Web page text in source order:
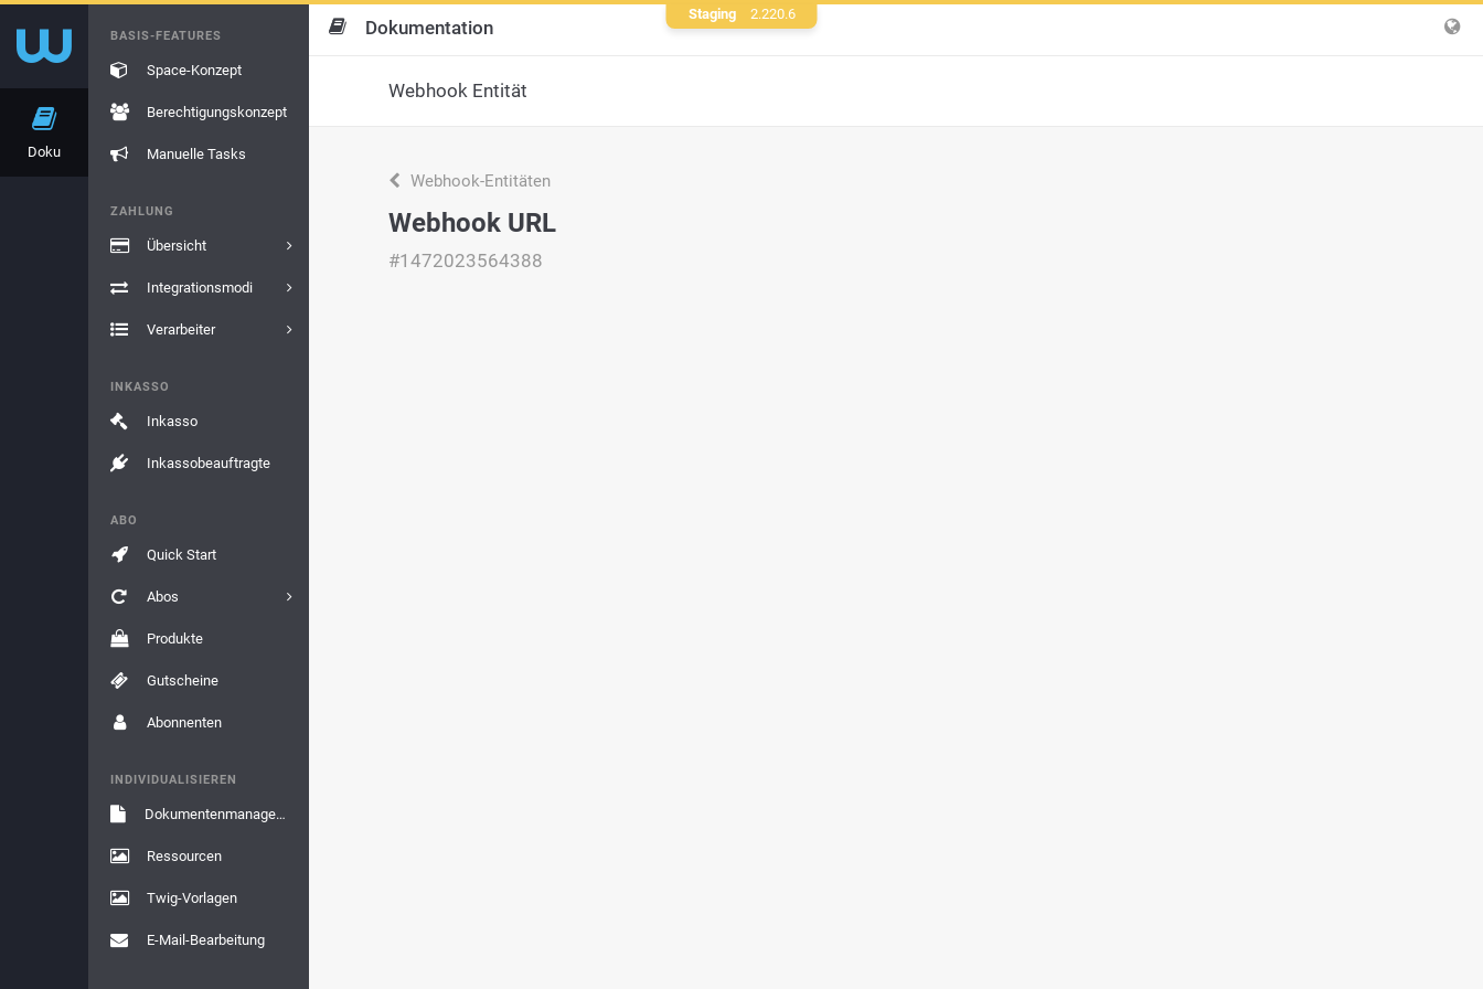
Doku
BASIS-FEATURES
Space-Konzept
Berechtigungskonzept
Manuelle Tasks
ZAHLUNG
Übersicht
Integrationsmodi
Verarbeiter
INKASSO
Inkasso
Inkassobeauftragte
ABO
Quick Start
Abos
Produkte
Gutscheine
Abonnenten
INDIVIDUALISIEREN
Dokumentenmanagement
Ressourcen
Twig-Vorlagen
E-Mail-Bearbeitung
Dokumentation
Webhook Entität
Webhook-Entitäten
Webhook URL
#1472023564388
Staging 2.220.6